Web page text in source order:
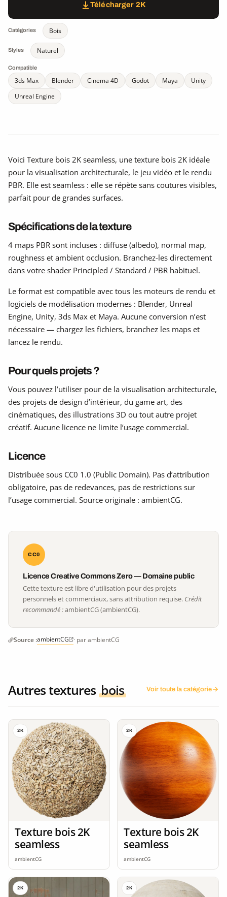
Télécharger 2K
Catégories Bois
Styles Naturel
Compatible
3ds Max Blender Cinema 4D Godot Maya
Unity
Unreal Engine
Voici Texture bois 2K seamless, une texture bois 2K idéale
pour la visualisation architecturale, le jeu vidéo et le rendu
PBR. Elle est seamless : elle se répète sans coutures visibles,
parfait pour de grandes surfaces.
Spécifications de la texture
4 maps PBR sont incluses : diffuse (albedo), normal map,
roughness et ambient occlusion. Branchez-les directement
dans votre shader Principled / Standard / PBR habituel.
Le format est compatible avec tous les moteurs de rendu et
logiciels de modélisation modernes : Blender, Unreal
Engine, Unity, 3ds Max et Maya. Aucune conversion n’est
nécessaire — chargez les fichiers, branchez les maps et
lancez le rendu.
Pour quels projets ?
Vous pouvez l’utiliser pour de la visualisation architecturale,
des projets de design d’intérieur, du game art, des
cinématiques, des illustrations 3D ou tout autre projet
créatif. Aucune licence ne limite l’usage commercial.
Licence
Distribuée sous CC0 1.0 (Public Domain). Pas d’attribution
obligatoire, pas de redevances, pas de restrictions sur
l’usage commercial. Source originale : ambientCG.
CC0
Licence Creative Commons Zero — Domaine public
Cette texture est libre d'utilisation pour des projets
personnels et commerciaux, sans attribution requise. Crédit
recommandé :ambientCG (ambientCG).
Source :ambientCG · par ambientCG
Autres textures bois Voir toute la catégorie
2K
Texture bois 2K
seamless
ambientCG
2K
Texture bois 2K
seamless
ambientCG
2K 2K